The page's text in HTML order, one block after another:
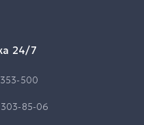
24/7
500
85-06